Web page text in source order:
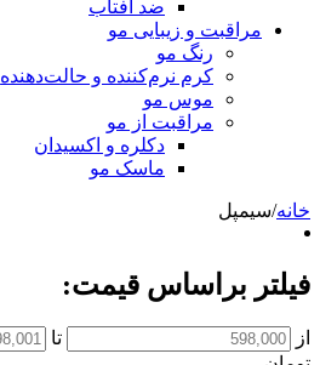
ضد آفتاب
مراقبت و زیبایی مو
رنگ مو
کرم نرم‌کننده و حالت‌دهنده
موس مو
مراقبت از مو
دکلره و اکسیدان
ماسک مو
خانه/سیمپل
فیلتر براساس قیمت:
از
تا